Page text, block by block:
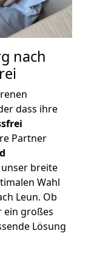
nach
dass ihre
Partner
breite
Wahl
Leun. Ob
ein großes
Lösung